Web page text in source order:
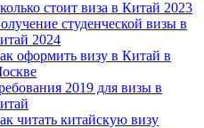
стоит виза в Китай 2023
студенческой визы в
2024
оформить визу в Китай в
2019 для визы в
читать китайскую визу